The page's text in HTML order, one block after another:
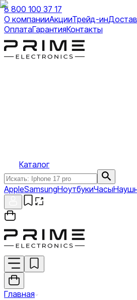
8 800 100 37 17
О компанииАкцииТрейд-ин
ОплатаГарантияКонтакты
Каталог
AppleSamsungНоутбукиЧасы
Главная